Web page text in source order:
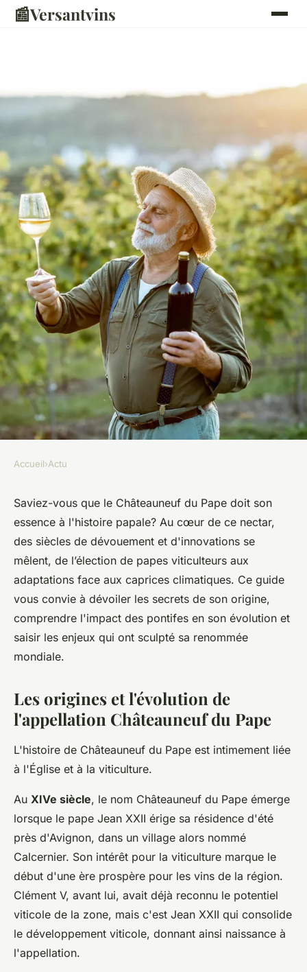
📰Versantvins
Découvrez l'histoire
captivante du vin châteauneuf
du pape : un guide complet
victoire•12 avril 2024•3 min de lecture
Accueil›Actu
Saviez-vous que le Châteauneuf du Pape doit son
essence à l'histoire papale? Au cœur de ce nectar,
des siècles de dévouement et d'innovations se
mêlent, de l’élection de papes viticulteurs aux
adaptations face aux caprices climatiques. Ce guide
vous convie à dévoiler les secrets de son origine,
comprendre l'impact des pontifes en son évolution et
saisir les enjeux qui ont sculpté sa renommée
mondiale.
Les origines et l'évolution de
l'appellation Châteauneuf du Pape
L'histoire de Châteauneuf du Pape est intimement liée
à l'Église et à la viticulture.
Au XIVe siècle, le nom Châteauneuf du Pape émerge
lorsque le pape Jean XXII érige sa résidence d'été
près d'Avignon, dans un village alors nommé
Calcernier. Son intérêt pour la viticulture marque le
début d'une ère prospère pour les vins de la région.
Clément V, avant lui, avait déjà reconnu le potentiel
viticole de la zone, mais c'est Jean XXII qui consolide
le développement viticole, donnant ainsi naissance à
l'appellation.